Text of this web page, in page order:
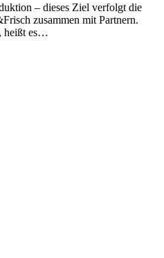
– dieses Ziel verfolgt die
zusammen mit Partnern.
heißt es…